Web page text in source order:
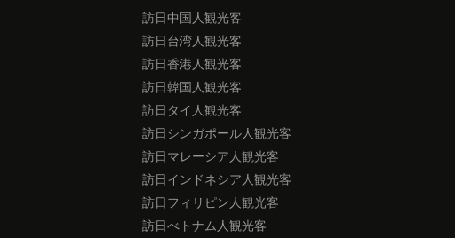
訪日中国人観光客
訪日台湾人観光客
訪日香港人観光客
訪日韓国人観光客
訪日タイ人観光客
訪日シンガポール人観光客
訪日マレーシア人観光客
訪日インドネシア人観光客
訪日フィリピン人観光客
訪日べトナム人観光客